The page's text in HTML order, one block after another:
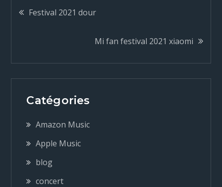
N
v
g
a
t
Festival 2021 dour
Mi fan festival 2021 xiaomi
Catégories
Amazon Music
Apple Music
blog
concert